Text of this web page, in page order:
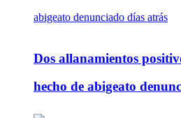
Dos allanamientos
hecho de abigeato